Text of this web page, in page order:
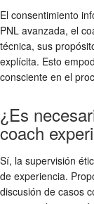
El consentimiento
PNL avanzada, el
técnica, sus
explícita. Esto
consciente en el
¿Es
coach
Sí, la supervisión
de experiencia.
discusión de casos